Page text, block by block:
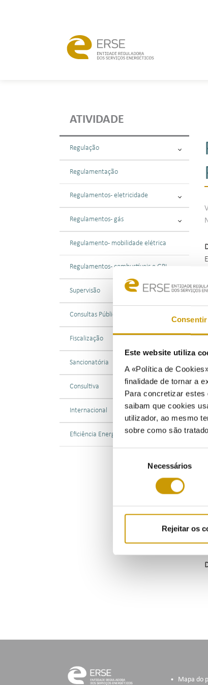
Consentir
Este website utiliza
A «Política de
finalidade de tornar a
Para concretizar
saibam que cookies
utilizador, ao mesmo
sobre como são
consentimento
Necessários
Rejeitar os
ATIVIDADE
Regulação
Regulamentação
Regulamentos - eletricidade
Regulamentos - gás
Regulamento - mobilidade elétrica
Regulamentos - combustíveis e GPL
Supervisão
Consultas Públicas
Fiscalização
Sancionatória
Consultiva
Internacional
Eficiência Energética
Mapa do